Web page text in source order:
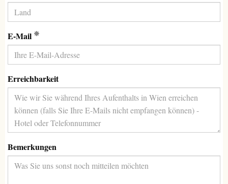
E-Mail
Erreichbarkeit
Bemerkungen